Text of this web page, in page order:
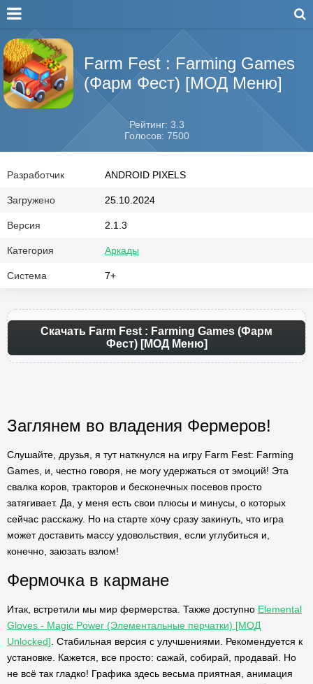
Farm Fest : Farming Games
(Фарм Фест) [МОД Меню]
Рейтинг: 3.3
Голосов: 7500
Разработчик ANDROID PIXELS
Загружено 25.10.2024
Версия 2.1.3
Категория Аркады
Система 7+
Скачать Farm Fest : Farming Games (Фарм
Фест) [МОД Меню]
Заглянем во владения Фермеров!
Слушайте, друзья, я тут наткнулся на игру Farm Fest: Farming
Games, и, честно говоря, не могу удержаться от эмоций! Эта
свалка коров, тракторов и бесконечных посевов просто
затягивает. Да, у меня есть свои плюсы и минусы, о которых
сейчас расскажу. Но на старте хочу сразу закинуть, что игра
может доставить массу удовольствия, если углубиться и,
конечно, заюзать взлом!
Фермочка в кармане
Итак, встретили мы мир фермерства. Также доступно Elemental
Gloves - Magic Power (Элементальные перчатки) [МОД
Unlocked] . Стабильная версия с улучшениями. Рекомендуется к
установке. Кажется, все просто: сажай, собирай, продавай. Но
не всё так гладко! Графика здесь весьма приятная, анимация